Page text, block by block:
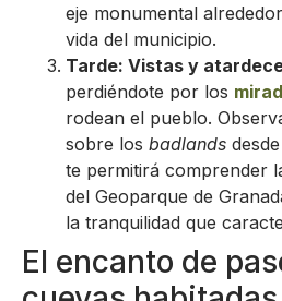
eje monumental
vida del municipio.
Tarde: Vistas y
perdiéndote por los
rodean el pueblo.
sobre los badlands
te permitirá comprender
del Geoparque de
la tranquilidad que
El encanto de